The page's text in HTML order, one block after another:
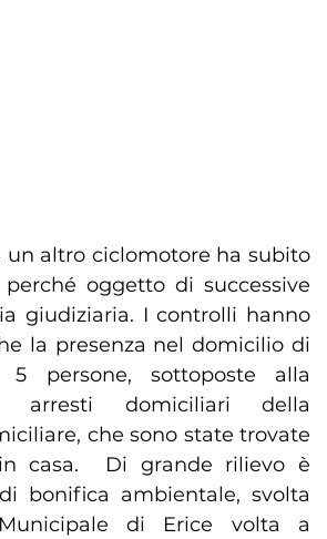
un altro ciclomotore ha subito
oggetto di successive
giudiziaria. I controlli hanno
la presenza nel domicilio di
persone, sottoposte alla
arresti domiciliari della
che sono state trovate
casa. Di grande rilievo è
bonifica ambientale, svolta
di Erice volta a